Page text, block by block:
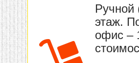
этаж.
офис –